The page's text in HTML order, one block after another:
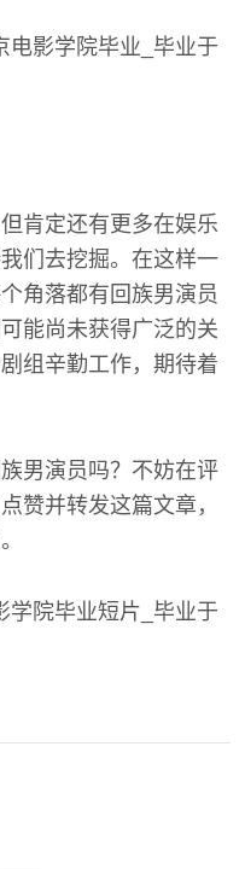
肯定还有更多在娱乐
们去挖掘。在这样一
角落都有回族男演员
能尚未获得广泛的关
组辛勤工作，期待着
男演员吗？不妨在评
赞并转发这篇文章，